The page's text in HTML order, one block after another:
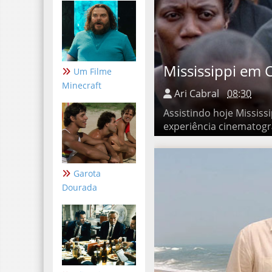
Um Filme
Minecraft
Garota
Dourada
Mississippi em
Ari Cabral
08:30
Assistindo hoje
experiência